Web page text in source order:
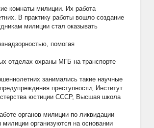
комнаты милиции. Их работа
В практику работы вошло создание
милиции стал оказывать
помогая
отделах охраны МГБ на транспорте
занимались такие научные
преступности, Институт
юстиции СССР, Высшая школа
органов милиции по ликвидации
милиции организуются на основании